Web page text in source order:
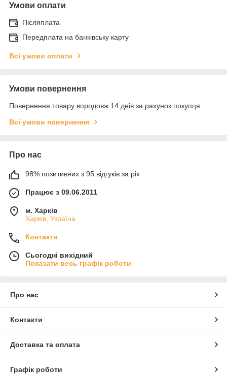
Умови оплати
Післяплата
Передплата на банківську карту
Всі умови оплати
Умови повернення
Повернення товару впродовж 14 днів за рахунок покупця
Всі умови повернення
Про нас
98% позитивних з 95 відгуків за рік
Працює з 09.06.2011
м. Харків
Харків, Україна
Контакти
Сьогодні вихідний
Показати весь графік роботи
Про нас
Контакти
Доставка та оплата
Графік роботи